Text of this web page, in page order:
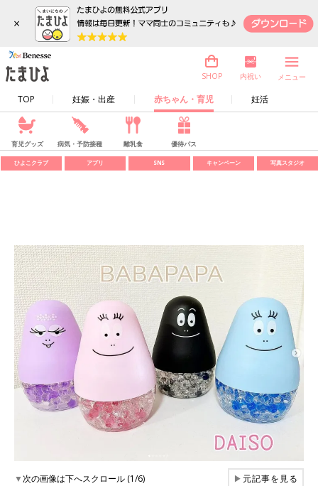
×
TOP 妊娠・出産 赤ちゃん・育児 妊活
SHOP 内祝い メニュー
育児グッズ 病気・予防接種 離乳食 優待パス
ひよこクラブ アプリ SNS キャンペーン 写真スタジオ
▼次の画像は下へスクロール (1/6) ▶元記事を見る